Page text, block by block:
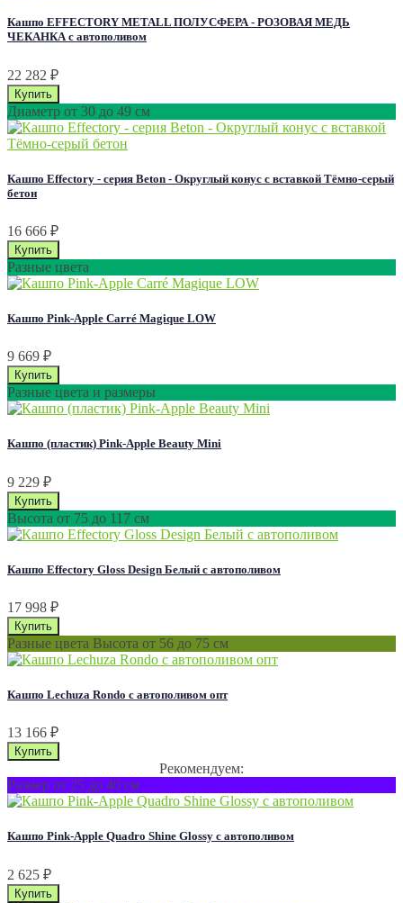
Кашпо EFFECTORY METALL ПОЛУСФЕРА - РОЗОВАЯ МЕДЬ
ЧЕКАНКА с автополивом
22 282 ₽
Диаметр от 30 до 49 см
Кашпо Effectory - серия Beton - Округлый конус с вставкой Тёмно-серый
бетон
16 666 ₽
Разные цвета
Кашпо Pink-Apple Carré Magique LOW
9 669 ₽
Разные цвета и размеры
Кашпо (пластик) Pink-Apple Beauty Mini
9 229 ₽
Высота от 75 до 117 см
Кашпо Effectory Gloss Design Белый с автополивом
17 998 ₽
Разные цвета Высота от 56 до 75 см
Кашпо Lechuza Rondo с автополивом опт
13 166 ₽
Рекомендуем:
Размер от 25 до 40 см
Кашпо Pink-Apple Quadro Shine Glossy с автополивом
2 625 ₽